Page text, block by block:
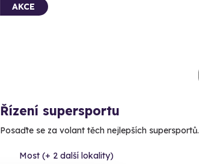
AKCE
Řízení supersportu
Posaďte se za volant těch nejlepších supersportů.
Most (+ 2 další lokality)